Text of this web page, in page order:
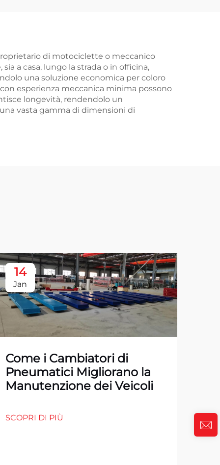
di motociclette o meccanico
a casa, lungo la strada o in officina,
una soluzione economica per coloro
esperienza meccanica minima possono
longevità, rendendolo un
vasta gamma di dimensioni di
14
Jan
Come i Cambiatori di
Pneumatici Migliorano la
Manutenzione dei Veicoli
SCOPRI DI PIÙ